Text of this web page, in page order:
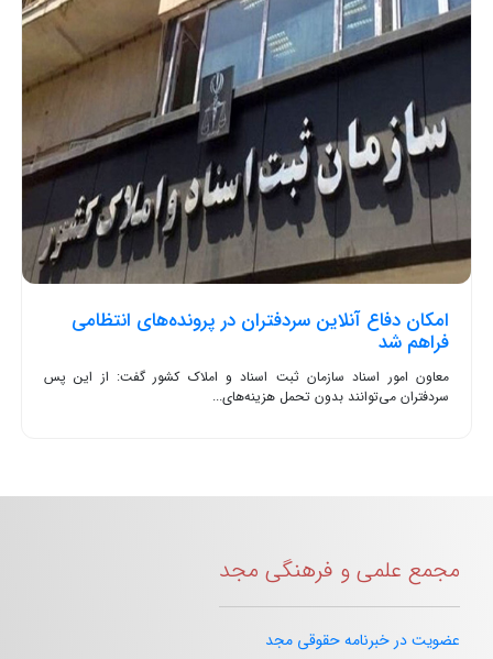
امکان دفاع آنلاین سردفتران در پرونده‌های انتظامی
فراهم شد
معاون امور اسناد سازمان ثبت اسناد و املاک کشور گفت: از این پس
سردفتران می‌توانند بدون تحمل هزینه‌های...
مجمع علمی و فرهنگی مجد
عضویت در خبرنامه حقوقی مجد